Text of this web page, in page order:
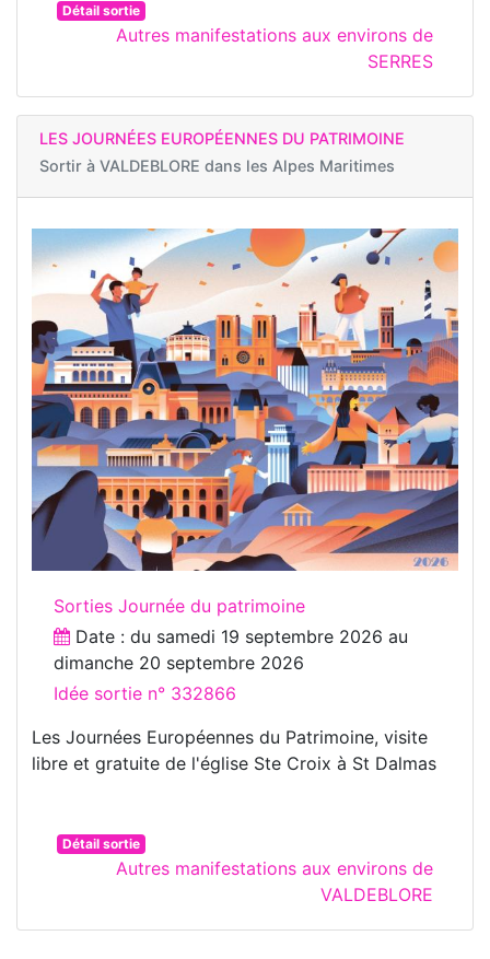
Détail sortie
Autres manifestations aux environs de
SERRES
LES JOURNÉES EUROPÉENNES DU PATRIMOINE
Sortir à VALDEBLORE dans les Alpes Maritimes
Sorties Journée du patrimoine
Date : du samedi 19 septembre 2026 au
dimanche 20 septembre 2026
Idée sortie n° 332866
Les Journées Européennes du Patrimoine, visite
libre et gratuite de l'église Ste Croix à St Dalmas
Détail sortie
Autres manifestations aux environs de
VALDEBLORE